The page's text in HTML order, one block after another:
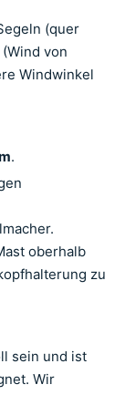
(quer
von
Windwinkel
.
oberhalb
zu
sein und ist
Wir